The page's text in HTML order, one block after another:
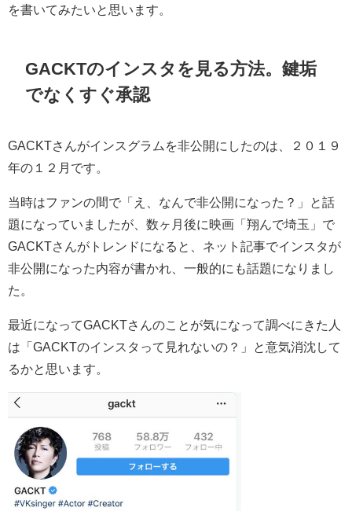
を書いてみたいと思います。
GACKTのインスタを見る方法。鍵垢
でなくすぐ承認
GACKTさんがインスグラムを非公開にしたのは、２０１９
年の１２月です。
当時はファンの間で「え、なんで非公開になった？」と話
題になっていましたが、数ヶ月後に映画「翔んで埼玉」で
GACKTさんがトレンドになると、ネット記事でインスタが
非公開になった内容が書かれ、一般的にも話題になりまし
た。
最近になってGACKTさんのことが気になって調べにきた人
は「GACKTのインスタって見れないの？」と意気消沈して
るかと思います。